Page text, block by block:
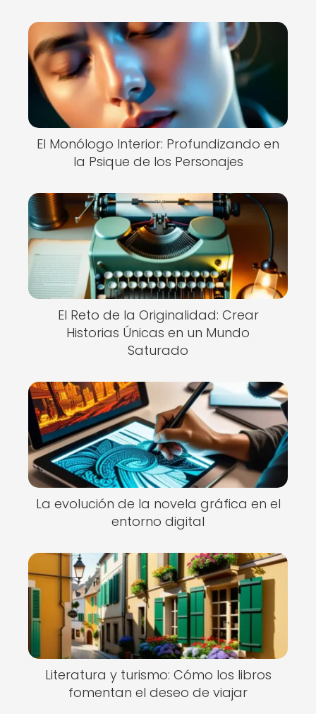
El Monólogo Interior: Profundizando en
la Psique de los Personajes
El Reto de la Originalidad: Crear
Historias Únicas en un Mundo
Saturado
La evolución de la novela gráfica en el
entorno digital
Literatura y turismo: Cómo los libros
fomentan el deseo de viajar